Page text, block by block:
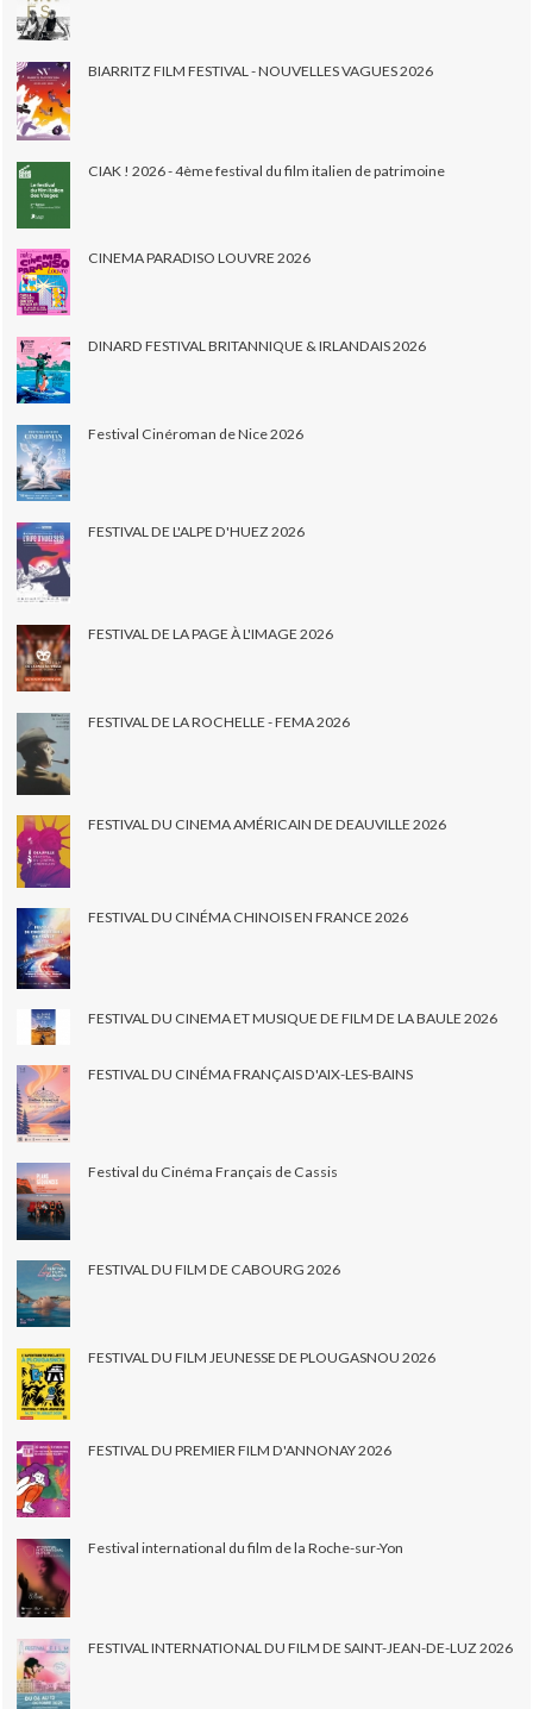
BIARRITZ FILM FESTIVAL - NOUVELLES VAGUES 2026
CIAK ! 2026 - 4ème festival du film italien de patrimoine
CINEMA PARADISO LOUVRE 2026
DINARD FESTIVAL BRITANNIQUE & IRLANDAIS 2026
Festival Cinéroman de Nice 2026
FESTIVAL DE L'ALPE D'HUEZ 2026
FESTIVAL DE LA PAGE À L'IMAGE 2026
FESTIVAL DE LA ROCHELLE - FEMA 2026
FESTIVAL DU CINEMA AMÉRICAIN DE DEAUVILLE 2026
FESTIVAL DU CINÉMA CHINOIS EN FRANCE 2026
FESTIVAL DU CINEMA ET MUSIQUE DE FILM DE LA BAULE 2026
FESTIVAL DU CINÉMA FRANÇAIS D'AIX-LES-BAINS
Festival du Cinéma Français de Cassis
FESTIVAL DU FILM DE CABOURG 2026
FESTIVAL DU FILM JEUNESSE DE PLOUGASNOU 2026
FESTIVAL DU PREMIER FILM D'ANNONAY 2026
Festival international du film de la Roche-sur-Yon
FESTIVAL INTERNATIONAL DU FILM DE SAINT-JEAN-DE-LUZ 2026